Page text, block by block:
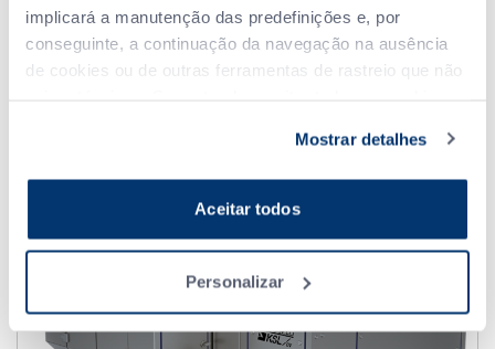
implicará a manutenção das predefinições e, por
conseguinte, a continuação da navegação na ausência
de cookies ou de outras ferramentas de rastreio que não
forma autónoma os cookies a aceitar, clique em
"Personalizar". Para saber mais, consulte a
Política de privacidade.
Mostrar detalhes
Aceitar todos
Personalizar